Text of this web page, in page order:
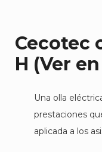
Cecotec
H (Ver
Una olla
prestaciones
aplicada a los